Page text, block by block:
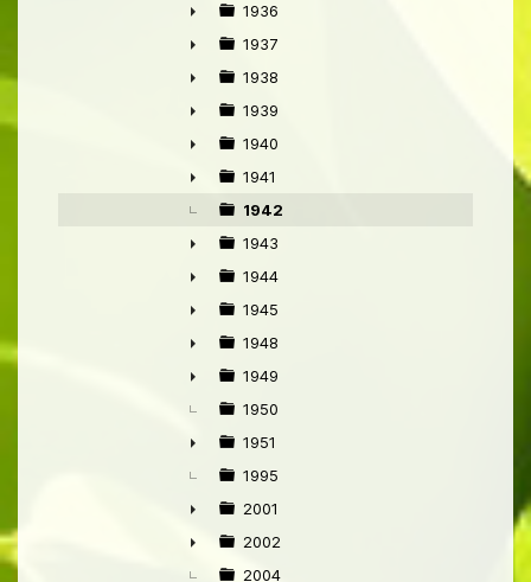
►
►
1936
►
1937
►
1938
►
1939
►
1940
►
1941
1942
►
1943
►
1944
►
1945
►
1948
►
1949
1950
►
1951
1995
►
2001
►
2002
2004